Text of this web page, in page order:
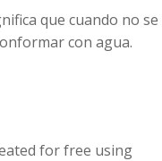
que cuando no se
con agua.
for free using